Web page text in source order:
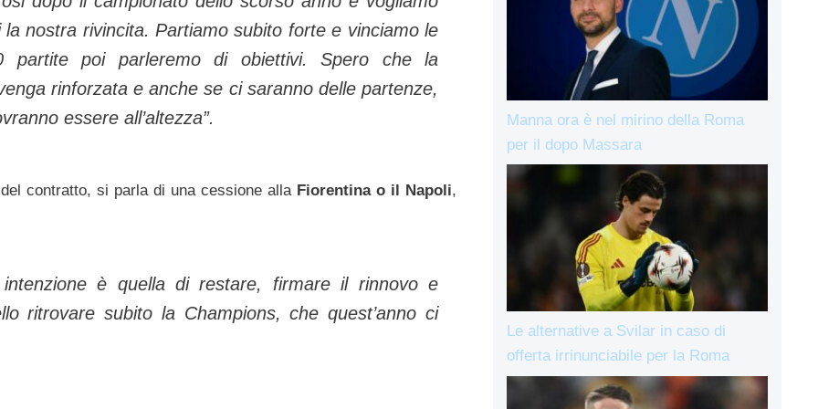
la nostra rivincita. Partiamo subito forte e vinciamo le
partite poi parleremo di obiettivi. Spero che la
rinforzata e anche se ci saranno delle partenze,
essere all’altezza”.
contratto, si parla di una cessione allaFiorentina o il Napoli,
è quella di restare, firmare il rinnovo e
ritrovare subito la Champions, che quest’anno ci
Manna ora è nel mirino della Roma
per il dopo Massara
Le alternative a Svilar in caso di
offerta irrinunciabile per la Roma